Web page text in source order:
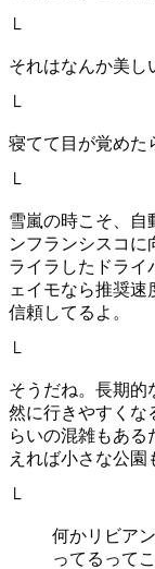
└
それはなんか美し
└
寝てて目が覚めた
└
雪嵐の時こそ、自
ンフランシスコに
ライラしたドライ
ェイモなら推奨
信頼してるよ。
└
そうだね。長期的
然に行きやすくな
らいの混雑もある
えれば小さな公園
└
何かリビア
ってるって